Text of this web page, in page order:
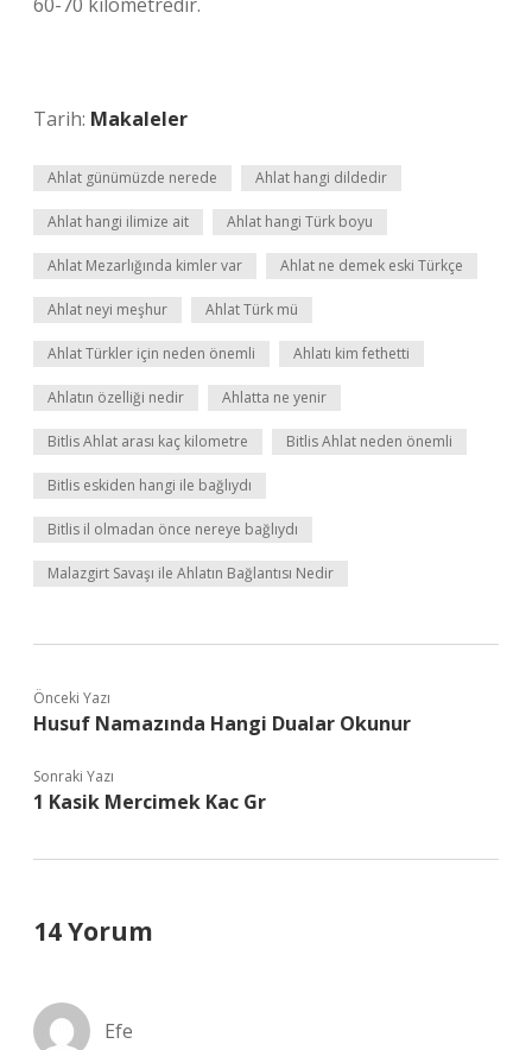
Tarih: Makaleler
Ahlat günümüzde nerede Ahlat hangi dildedir
Ahlat hangi ilimize ait Ahlat hangi Türk boyu
Ahlat Mezarlığında kimler var Ahlat ne demek eski Türkçe
Ahlat neyi meşhur Ahlat Türk mü
Ahlat Türkler için neden önemli Ahlatı kim fethetti
Ahlatın özelliği nedir Ahlatta ne yenir
Bitlis Ahlat arası kaç kilometre Bitlis Ahlat neden önemli
Bitlis eskiden hangi ile bağlıydı
Bitlis il olmadan önce nereye bağlıydı
Malazgirt Savaşı ile Ahlatın Bağlantısı Nedir
Önceki Yazı
Husuf Namazında Hangi Dualar Okunur
Sonraki Yazı
1 Kasik Mercimek Kac Gr
14 Yorum
Efe